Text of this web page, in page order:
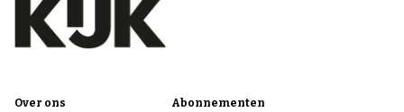
Over ons Abonnementen